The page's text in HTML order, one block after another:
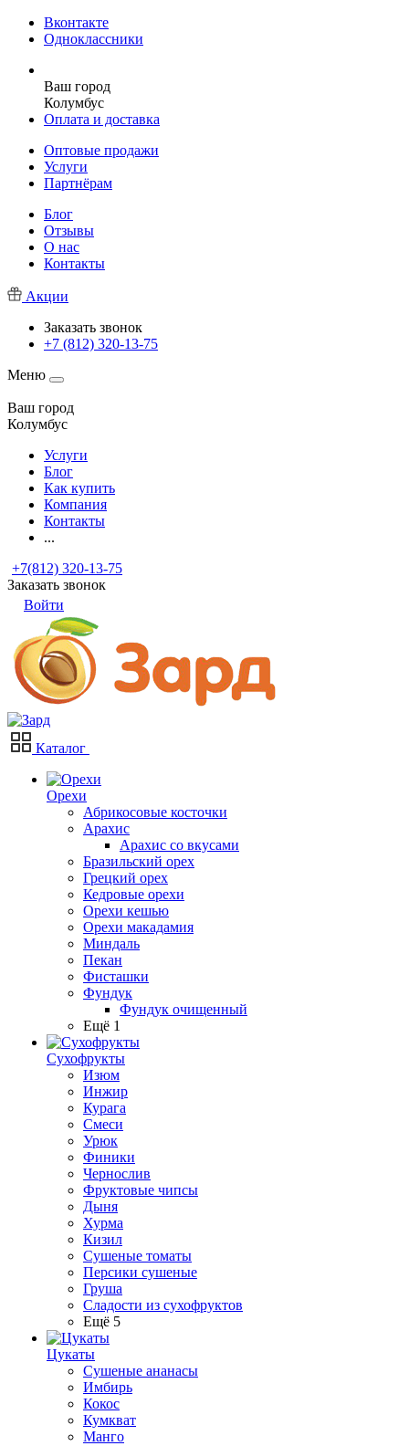
Вконтакте
Одноклассники
Ваш город
Колумбус
Оплата и доставка
Оптовые продажи
Услуги
Партнёрам
Блог
Отзывы
О нас
Контакты
Акции
Заказать звонок
+7 (812) 320-13-75
Меню
Ваш город
Колумбус
Услуги
Блог
Как купить
Компания
Контакты
...
+7(812) 320-13-75
Заказать звонок
Войти
Каталог
Орехи
Абрикосовые косточки
Арахис
Арахис со вкусами
Бразильский орех
Грецкий орех
Кедровые орехи
Орехи кешью
Орехи макадамия
Миндаль
Пекан
Фисташки
Фундук
Фундук очищенный
Ещё 1
Сухофрукты
Изюм
Инжир
Курага
Смеси
Урюк
Финики
Чернослив
Фруктовые чипсы
Дыня
Хурма
Кизил
Сушеные томаты
Персики сушеные
Груша
Сладости из сухофруктов
Ещё 5
Цукаты
Cушеные ананасы
Имбирь
Кокос
Кумкват
Манго